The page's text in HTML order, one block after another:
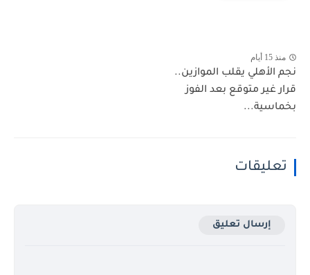
منذ 15 أيام
نجم الأهلي يقلب الموازين..
قرار غير متوقع بعد الفوز
بخماسية...
تعليقات
إرسال تعليق